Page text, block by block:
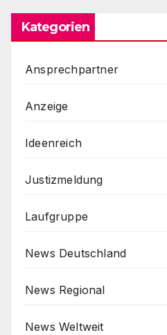
Kategorien
Ansprechpartner
Anzeige
Ideenreich
Justizmeldung
Laufgruppe
News Deutschland
News Regional
News Weltweit